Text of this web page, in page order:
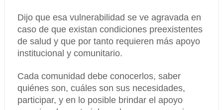
Dijo que esa vulnerabilidad se ve agravada en
caso de que existan condiciones preexistentes
de salud y que por tanto requieren más apoyo
institucional y comunitario.
Cada comunidad debe conocerlos, saber
quiénes son, cuáles son sus necesidades,
participar, y en lo posible brindar el apoyo